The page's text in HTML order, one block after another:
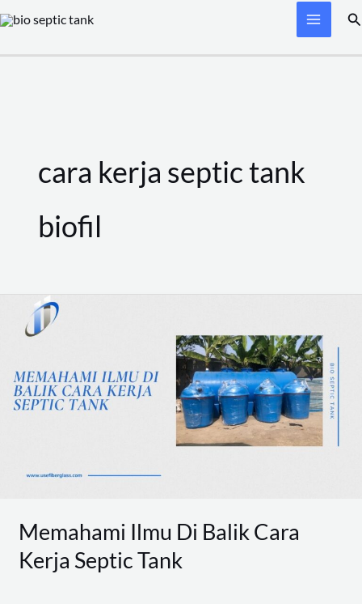
Skip
content
cara kerja septic tank
biofil
Memahami Ilmu Di Balik Cara
Kerja Septic Tank
Memahami
Ilmu
Balik
Cara